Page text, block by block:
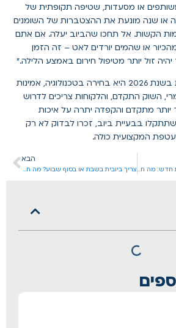
או מסעדות, שטיפה תקופתית של
או שנה מונעת את ההצטברות של השומנים
הקשות. אל תחכו שהביוב יעלה. אם אתם
או שהמים יורדים לאט – זה הזמן
זול יותר מטיפול חירום באמצע הלילה."
הבחירה בחברת ביובית בשנת 2026 היא בחירה בטכנולוגיה, אמינות
השוק התקדם, והלקוחות צריכים לדרוש
יותר מתקדם והקפדה יתרה על איכות
בבעיית ביוב, זכרו לבדוק לא רק
המקצועית כולה.
בדיקת ביוב לפני כניסה לבית חדש: מה חובה לבדוק?
הבא
צריך ביובית בשבת או בסוף שבוע? מה חשוב לדעת